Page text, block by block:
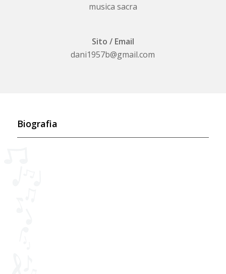
musica sacra
Sito / Email
dani1957b@gmail.com
Biografia